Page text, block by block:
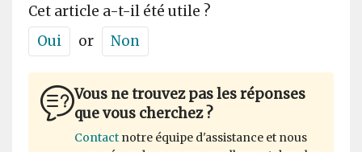
Cet article a-t-il été utile ?
Oui
or Non
Vous ne trouvez pas les réponses
que vous cherchez ?
Contact notre équipe d'assistance et nous